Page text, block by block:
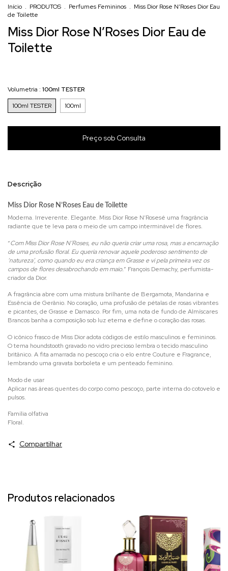
Início . PRODUTOS . Perfumes Femininos . Miss Dior Rose N’Roses Dior Eau
de Toilette
Miss Dior Rose N’Roses Dior Eau de
Toilette
Volumetria : 100ml TESTER
100ml TESTER
100ml
Descrição
Miss Dior Rose N’Roses Eau de Toilette
Moderna. Irreverente. Elegante. Miss Dior Rose N’Rosesé uma fragrância
radiante que te leva para o meio de um campo interminável de flores.
“Com Miss Dior Rose N’Roses, eu não queria criar uma rosa, mas a encarnação
de uma profusão floral. Eu queria renovar aquele poderoso sentimento de
‘natureza’, como quando eu era criança em Grasse e vi pela primeira vez os
campos de flores desabrochando em maio.” François Demachy, perfumista-
criador da Dior.
A fragrância abre com uma mistura brilhante de Bergamota, Mandarina e
Essência de Gerânio. No coração, uma profusão de pétalas de rosas vibrantes
e picantes, de Grasse e Damasco. Por fim, uma nota de fundo de Almíscares
Brancos banha a composição sob luz eterna e define o coração das rosas.
O icônico frasco de Miss Dioradota códigos de estilo masculinos e femininos.
O tema houndstooth gravado no vidro precioso lembra o tecido masculino
britânico. A fita amarrada no pescoço cria o elo entre Couture e Fragrance,
lembrando uma gravata borboleta e um penteado feminino.
Modo de usar
Aplicar nas áreas quentes do corpo como pescoço, parte interna do cotovelo e
pulsos.
Família olfativa
Floral.
Compartilhar
Produtos relacionados